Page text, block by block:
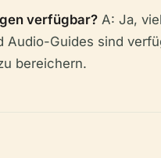
verfügbar? A: Ja,
Audio-Guides sind
bereichern.